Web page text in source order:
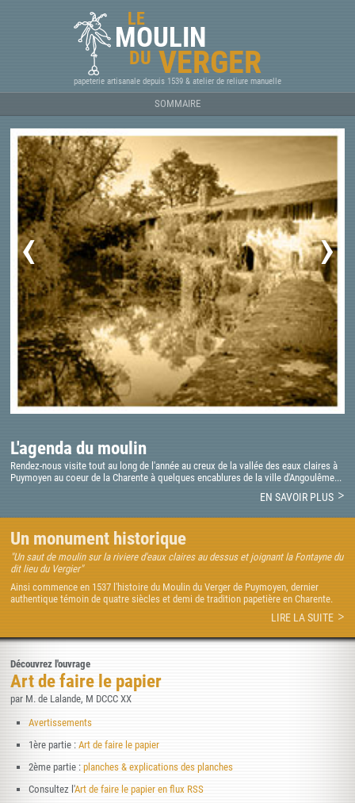
LE
MOULIN
DU VERGER
papeterie artisanale depuis 1539 & atelier de reliure manuelle
SOMMAIRE
‹ ›
L'agenda du moulin
Rendez-nous visite tout au long de l'année au creux de la vallée des eaux claires à
Puymoyen au coeur de la Charente à quelques encablures de la ville d'Angoulême...
EN SAVOIR PLUS
Un monument historique
"Un saut de moulin sur la riviere d'eaux claires au dessus et joignant la Fontayne du
dit lieu du Vergier"
Ainsi commence en 1537 l'histoire du Moulin du Verger de Puymoyen, dernier
authentique témoin de quatre siècles et demi de tradition papetière en Charente.
LIRE LA SUITE
Découvrez l'ouvrage
Art de faire le papier
par M. de Lalande, M DCCC XX
Avertissements
1ère partie :Art de faire le papier
2ème partie :planches & explications des planches
Consultez l'Art de faire le papier en flux RSS